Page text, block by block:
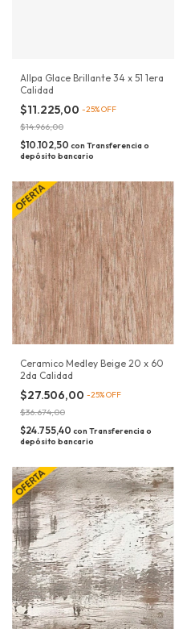
Allpa Glace Brillante 34 x 51 1era
Calidad
$11.225,00 -25%OFF
$14.966,00
$10.102,50 con Transferencia o
depósito bancario
Ceramico Medley Beige 20 x 60
2da Calidad
$27.506,00 -25%OFF
$36.674,00
$24.755,40 con Transferencia o
depósito bancario